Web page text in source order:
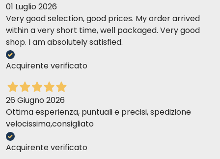
01 Luglio 2026
Very good selection, good prices. My order arrived
within a very short time, well packaged. Very good
shop. I am absolutely satisfied.
Acquirente verificato
26 Giugno 2026
Ottima esperienza, puntuali e precisi, spedizione
velocissima,consigliato
Acquirente verificato